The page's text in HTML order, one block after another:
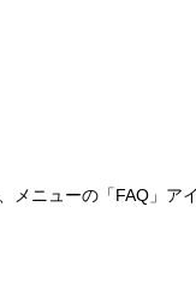
ニューの「FAQ」ア